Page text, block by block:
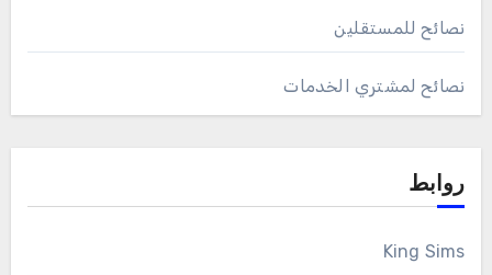
نصائح للمستقلين
نصائح لمشتري الخدمات
روابط
King Sims